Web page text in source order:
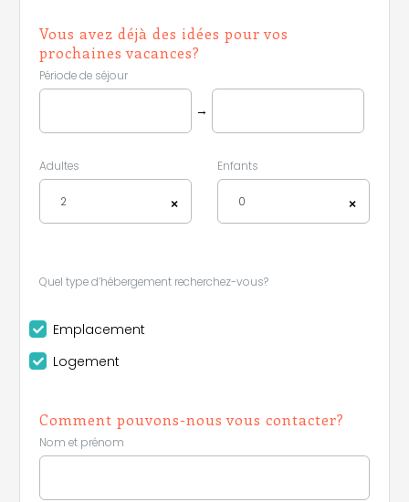
Vous avez déjà des idées pour vos
prochaines vacances?
Période de séjour
→
Adultes
×
2
Enfants
×
0
Quel type d’hébergement recherchez-vous?
Emplacement
Logement
Comment pouvons-nous vous contacter?
Nom et prénom